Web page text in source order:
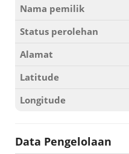
Nama pemilik
Status perolehan
Alamat
Latitude
Longitude
Data Pengelolaan